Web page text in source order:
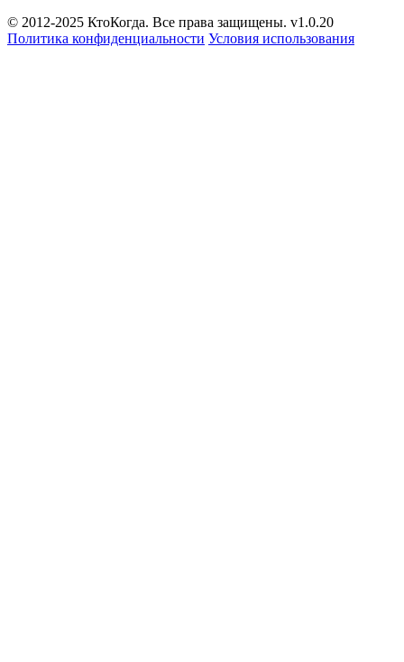
© 2012-2025 КтоКогда. Все права защищены. v1.0.20
Политика конфиденциальности Условия использования